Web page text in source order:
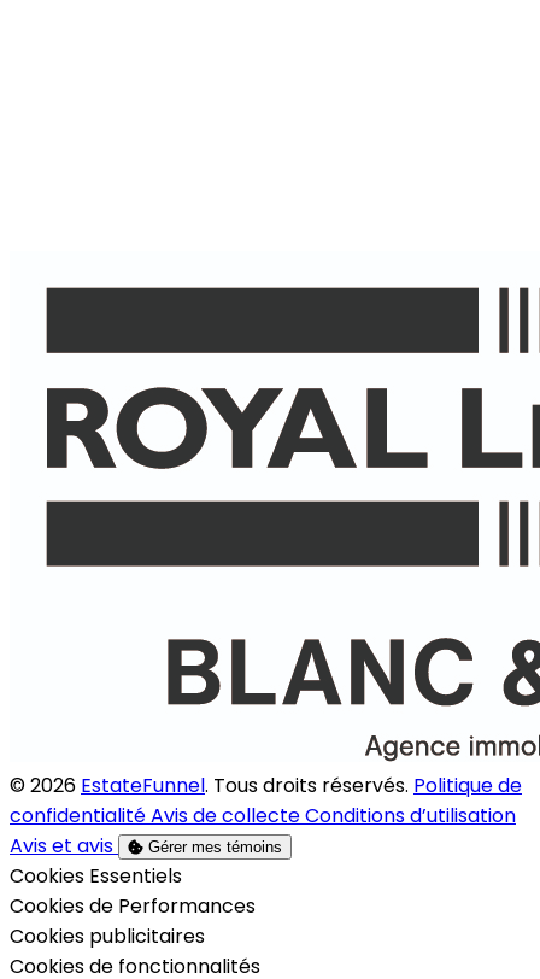
© 2026 EstateFunnel. Tous droits réservés. Politique de
confidentialitéAvis de collecteConditions d’utilisation
Avis et avis
Gérer mes témoins
Activer
Cookies Essentiels
Activer
Cookies de Performances
Activer
Cookies publicitaires
Activer
Cookies de fonctionnalités